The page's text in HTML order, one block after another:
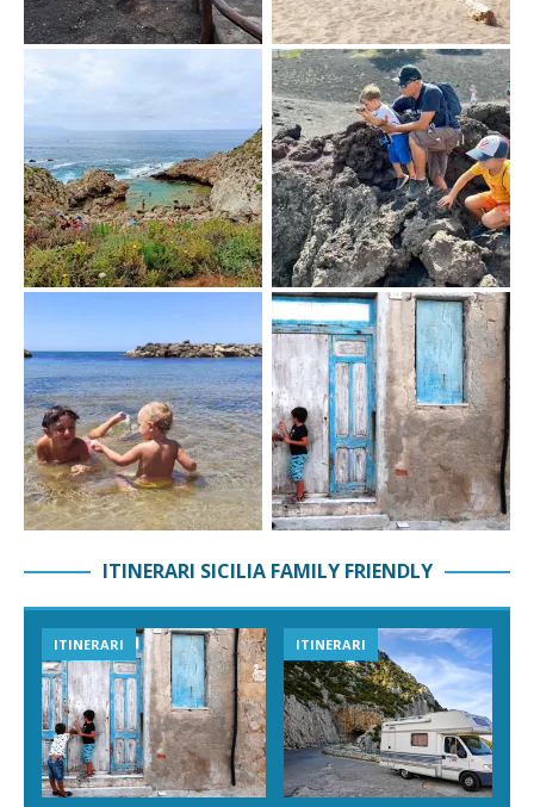
ITINERARI SICILIA FAMILY FRIENDLY
ITINERARI ITINERARI